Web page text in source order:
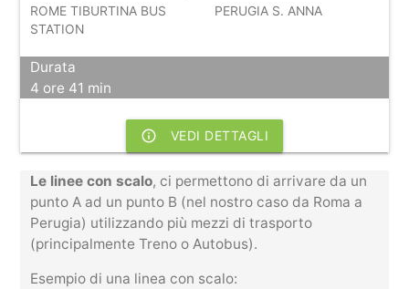
ROME TIBURTINA BUS
STATION
PERUGIA S. ANNA
Durata
4 ore 41 min
info_outline VEDI DETTAGLI
Le linee con scalo, ci permettono di arrivare da un
punto A ad un punto B (nel nostro caso da Roma a
Perugia) utilizzando più mezzi di trasporto
(principalmente Treno o Autobus).
Esempio di una linea con scalo: